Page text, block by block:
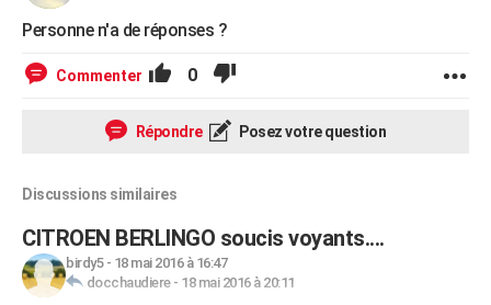
Personne n'a de réponses ?
Commenter 0
Répondre Posez votre question
Discussions similaires
CITROEN BERLINGO soucis voyants....
birdy5- 18 mai 2016 à 16:47
docchaudiere- 18 mai 2016 à 20:11